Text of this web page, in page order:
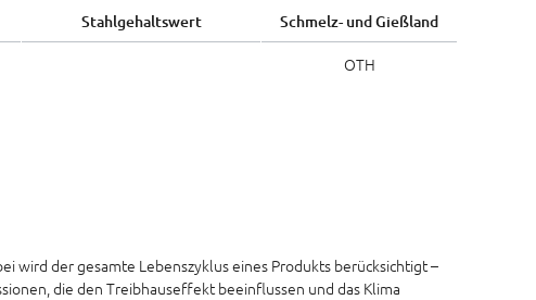
Stahlgehaltswert Schmelz- und Gießland
OTH
wird der gesamte Lebenszyklus eines Produkts berücksichtigt –
die den Treibhauseffekt beeinflussen und das Klima